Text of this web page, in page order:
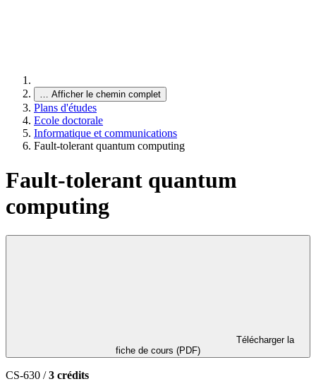
… Afficher le chemin complet
Plans d'études
Ecole doctorale
Informatique et communications
Fault-tolerant quantum computing
Fault-tolerant quantum
computing
fiche de cours (PDF)
CS-630 /3 crédits